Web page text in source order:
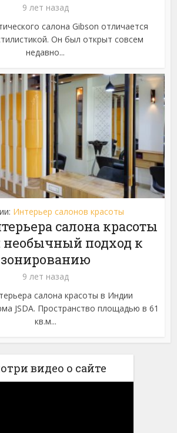
9 лет назад
салона Gibson отличается
Он был открыт совсем
недавно...
Интерьер салонов красоты
салона красоты
необычный подход к
зонированию
9 лет назад
салона красоты в Индии
JSDA. Пространство площадью в 61
кв.м...
видео о сайте